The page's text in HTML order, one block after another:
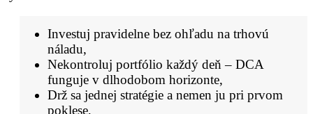
Investuj pravidelne bez ohľadu na trhovú
náladu,
Nekontroluj portfólio každý deň – DCA
funguje v dlhodobom horizonte,
Drž sa jednej stratégie a nemen ju pri prvom
poklese,